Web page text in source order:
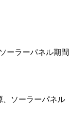
、ソーラーパネル